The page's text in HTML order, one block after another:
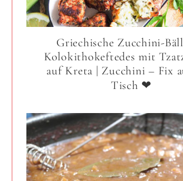
Griechische Zucchini-
Kolokithokeftedes mit
auf Kreta | Zucchini – Fix
Tisch ❤